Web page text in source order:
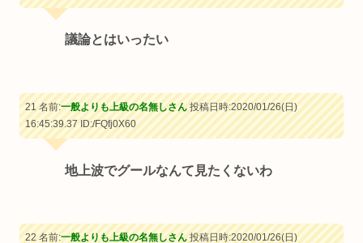
議論とはいったい
21 名前:一般よりも上級の名無しさん投稿日時:2020/01/26(日)
16:45:39.37ID:/FQfj0X60
地上波でグールなんて見たくないわ
22 名前:一般よりも上級の名無しさん投稿日時:2020/01/26(日)